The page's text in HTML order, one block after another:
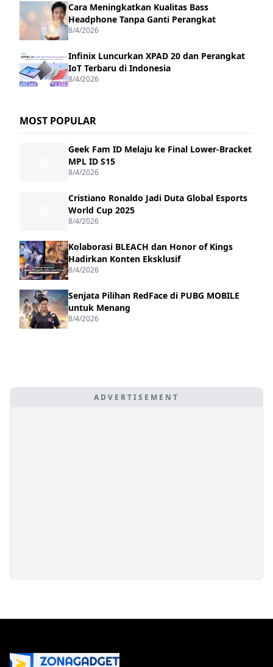
Cara Meningkatkan Kualitas Bass
Headphone Tanpa Ganti Perangkat
8/4/2026
Infinix Luncurkan XPAD 20 dan Perangkat
IoT Terbaru di Indonesia
8/4/2026
MOST POPULAR
Geek Fam ID Melaju ke Final Lower-Bracket
MPL ID S15
8/4/2026
Cristiano Ronaldo Jadi Duta Global Esports
World Cup 2025
8/4/2026
Kolaborasi BLEACH dan Honor of Kings
Hadirkan Konten Eksklusif
8/4/2026
Senjata Pilihan RedFace di PUBG MOBILE
untuk Menang
8/4/2026
ADVERTISEMENT